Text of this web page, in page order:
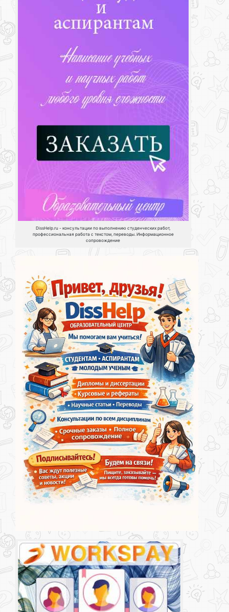
DissHelp.ru - консультации по выполнению студенческих работ,
профессиональная работа с текстом, переводы. Информационное
сопровождение